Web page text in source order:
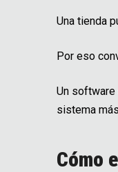
Una tienda
Por eso
Un software
sistema
Cómo